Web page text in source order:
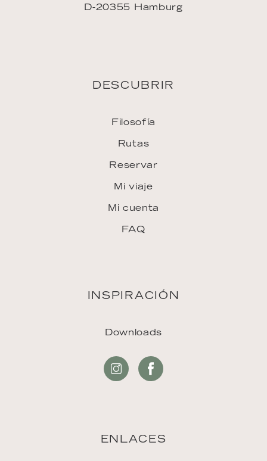
D-20355 Hamburg
DESCUBRIR
Filosofía
Rutas
Reservar
Mi viaje
Mi cuenta
FAQ
INSPIRACIÓN
Downloads
ENLACES